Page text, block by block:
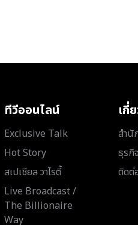
ทีวีออนไลน์
Exclusive Talk
Hot Story
สเปเชียล วาไรตี้
Live Broadcast /
The Billionaire
Way
เกี่
สำนั
ธุรกิ
ติดต่